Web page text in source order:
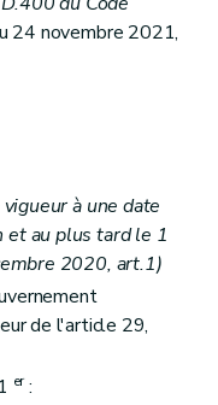
24 novembre 2021,
à une date
au plus tard le 1
2020, art.1)
de l'article 29,
er: